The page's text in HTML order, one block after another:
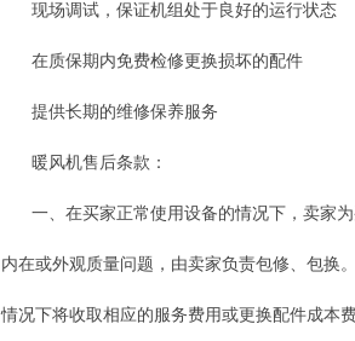
现场调试，保证机组处于良好的运行状态
在质保期内免费检修更换损坏的配件
提供长期的维修保养服务
暖风机售后条款：
一、在买家正常使用设备的情况下，卖家
内在或外观质量问题，由卖家负责包修、包换
情况下将收取相应的服务费用或更换配件成本费